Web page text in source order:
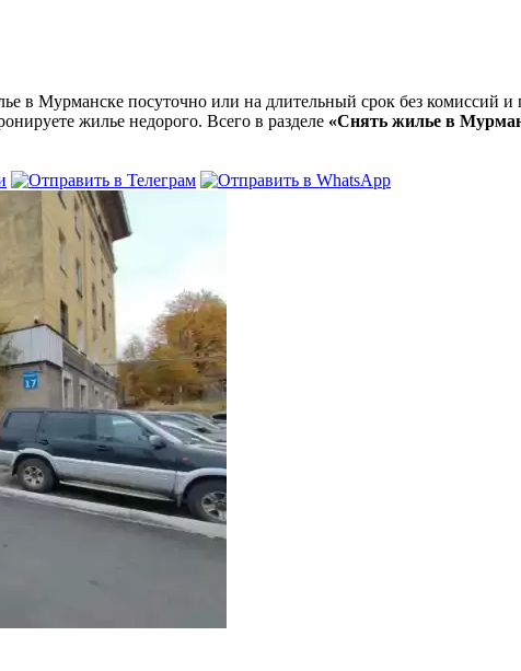
Мурманске посуточно или на длительный срок без комиссий
жилье недорого. Всего в разделе «Снять жилье в